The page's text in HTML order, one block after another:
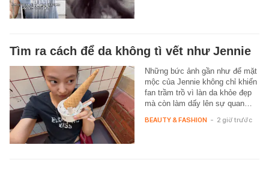
Tìm ra cách để da không tì vết như Jennie
Những bức ảnh gần như để mặt
mộc của Jennie không chỉ khiến
fan trầm trồ vì làn da khỏe đẹp
mà còn làm dấy lên sự quan…
BEAUTY & FASHION - 2 giờ trước